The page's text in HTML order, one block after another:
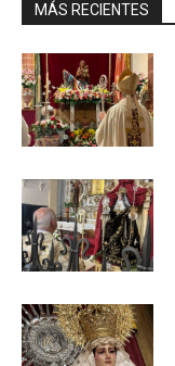
MÁS RECIENTES